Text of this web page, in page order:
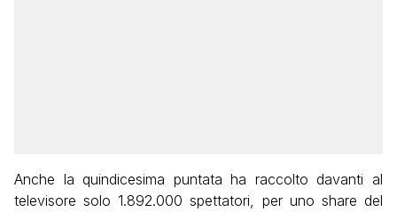
Anche la quindicesima puntata ha raccolto davanti al
televisore solo 1.892.000 spettatori, per uno share del